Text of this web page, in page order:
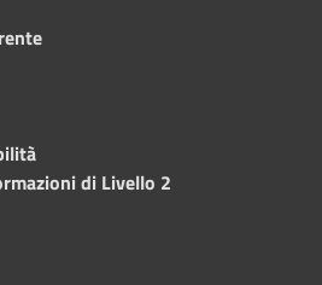
di Livello 2